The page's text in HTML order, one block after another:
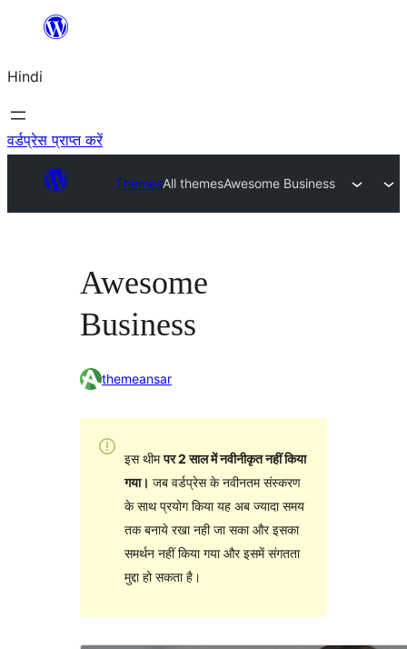
सामग्री
जाएं
Hindi
वर्डप्रेस प्राप्त करें
ThemesAll themesAwesome Business
Awesome
Business
themeansar
इस थीमपर 2 साल में नवीनीकृत नहीं किया
गया। जब वर्डप्रेस के नवीनतम संस्करण
के साथ प्रयोग किया यह अब ज्यादा समय
तक बनाये रखा नही जा सका और इसका
समर्थन नहीं किया गया और इसमें संगतता
मुद्दा हो सकता है।